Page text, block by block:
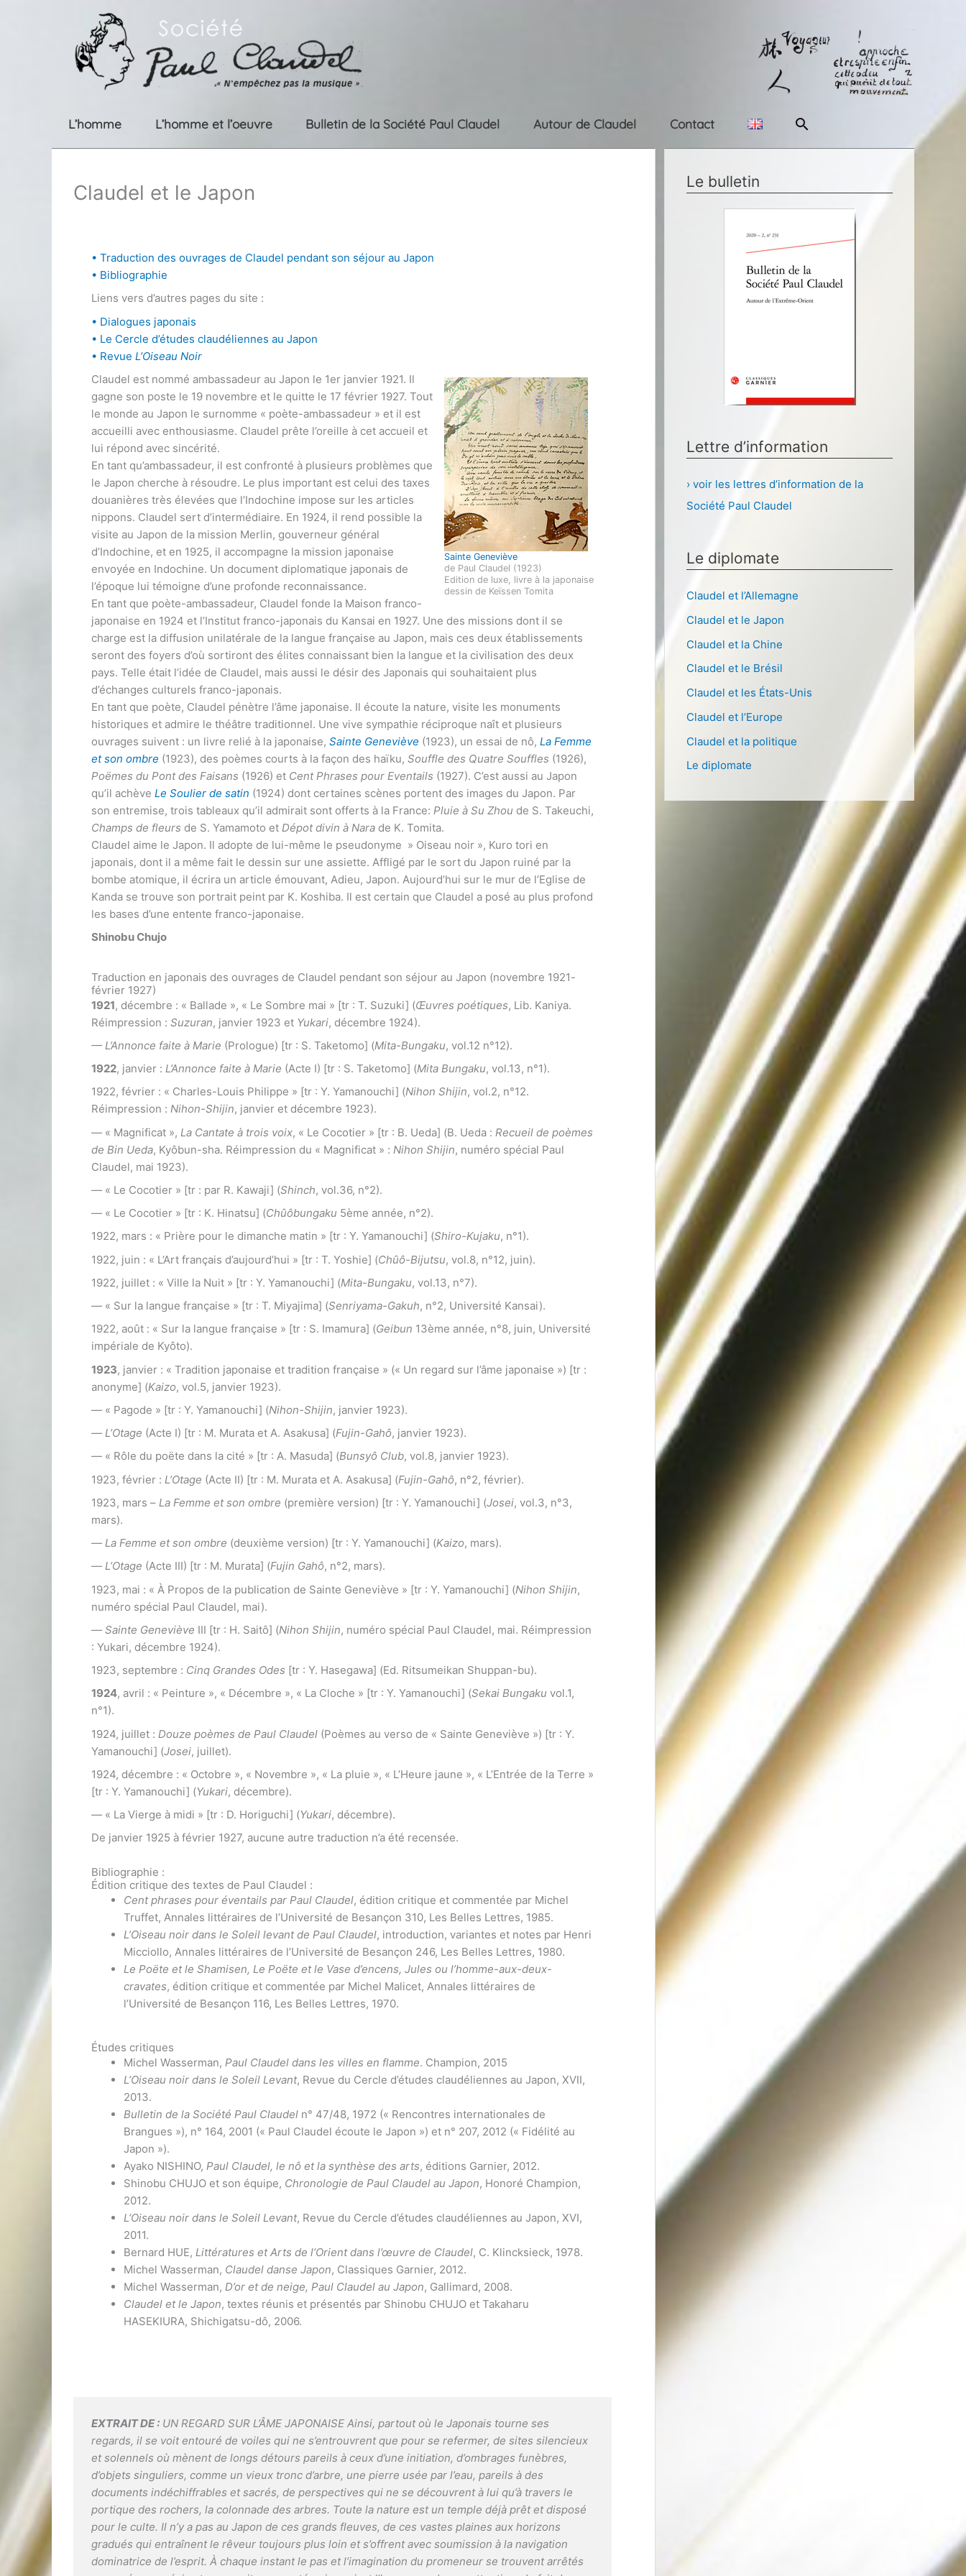
L’homme L’homme et l’oeuvre Bulletin de la Société Paul Claudel Autour de Claudel Contact Rechercher
Claudel et le Japon
• Traduction des ouvrages de Claudel pendant son séjour au Japon
• Bibliographie
Liens vers d’autres pages du site :
• Dialogues japonais
• Le Cercle d’études claudéliennes au Japon
• Revue L’Oiseau Noir
Sainte Geneviève
de Paul Claudel (1923)
Edition de luxe, livre à la japonaise
dessin de Keïssen Tomita
Claudel est nommé ambassadeur au Japon le 1er janvier 1921. Il
gagne son poste le 19 novembre et le quitte le 17 février 1927. Tout
le monde au Japon le surnomme « poète-ambassadeur » et il est
accueilli avec enthousiasme. Claudel prête l’oreille à cet accueil et
lui répond avec sincérité.
En tant qu’ambassadeur, il est confronté à plusieurs problèmes que
le Japon cherche à résoudre. Le plus important est celui des taxes
douanières très élevées que l’Indochine impose sur les articles
nippons. Claudel sert d’intermédiaire. En 1924, il rend possible la
visite au Japon de la mission Merlin, gouverneur général
d’Indochine, et en 1925, il accompagne la mission japonaise
envoyée en Indochine. Un document diplomatique japonais de
l’époque lui témoigne d’une profonde reconnaissance.
En tant que poète-ambassadeur, Claudel fonde la Maison franco-
japonaise en 1924 et l’Institut franco-japonais du Kansai en 1927. Une des missions dont il se
charge est la diffusion unilatérale de la langue française au Japon, mais ces deux établissements
seront des foyers d’où sortiront des élites connaissant bien la langue et la civilisation des deux
pays. Telle était l’idée de Claudel, mais aussi le désir des Japonais qui souhaitaient plus
d’échanges culturels franco-japonais.
En tant que poète, Claudel pénètre l’âme japonaise. Il écoute la nature, visite les monuments
historiques et admire le théâtre traditionnel. Une vive sympathie réciproque naît et plusieurs
ouvrages suivent : un livre relié à la japonaise, Sainte Geneviève (1923), un essai de nô, La Femme
et son ombre (1923), des poèmes courts à la façon des haïku, Souffle des Quatre Souffles (1926),
Poëmes du Pont des Faisans (1926) et Cent Phrases pour Eventails (1927). C’est aussi au Japon
qu’il achève Le Soulier de satin (1924) dont certaines scènes portent des images du Japon. Par
son entremise, trois tableaux qu’il admirait sont offerts à la France: Pluie à Su Zhou de S. Takeuchi,
Champs de fleurs de S. Yamamoto et Dépot divin à Nara de K. Tomita.
Claudel aime le Japon. Il adopte de lui-même le pseudonyme » Oiseau noir », Kuro tori en
japonais, dont il a même fait le dessin sur une assiette. Affligé par le sort du Japon ruiné par la
bombe atomique, il écrira un article émouvant, Adieu, Japon. Aujourd’hui sur le mur de l’Eglise de
Kanda se trouve son portrait peint par K. Koshiba. Il est certain que Claudel a posé au plus profond
les bases d’une entente franco-japonaise.
Shinobu Chujo
Traduction en japonais des ouvrages de Claudel pendant son séjour au Japon (novembre 1921-
février 1927)
1921, décembre : « Ballade », « Le Sombre mai » [tr : T. Suzuki] (Œuvres poétiques, Lib. Kaniya.
Réimpression : Suzuran, janvier 1923 et Yukari, décembre 1924).
— L’Annonce faite à Marie (Prologue) [tr : S. Taketomo] (Mita-Bungaku, vol.12 n°12).
1922, janvier : L’Annonce faite à Marie (Acte I) [tr : S. Taketomo] (Mita Bungaku, vol.13, n°1).
1922, février : « Charles-Louis Philippe » [tr : Y. Yamanouchi] (Nihon Shijin, vol.2, n°12.
Réimpression : Nihon-Shijin, janvier et décembre 1923).
— « Magnificat », La Cantate à trois voix, « Le Cocotier » [tr : B. Ueda] (B. Ueda : Recueil de poèmes
de Bin Ueda, Kyôbun-sha. Réimpression du « Magnificat » : Nihon Shijin, numéro spécial Paul
Claudel, mai 1923).
— « Le Cocotier » [tr : par R. Kawaji] (Shinch, vol.36, n°2).
— « Le Cocotier » [tr : K. Hinatsu] (Chûôbungaku 5ème année, n°2).
1922, mars : « Prière pour le dimanche matin » [tr : Y. Yamanouchi] (Shiro-Kujaku, n°1).
1922, juin : « L’Art français d’aujourd’hui » [tr : T. Yoshie] (Chûô-Bijutsu, vol.8, n°12, juin).
1922, juillet : « Ville la Nuit » [tr : Y. Yamanouchi] (Mita-Bungaku, vol.13, n°7).
— « Sur la langue française » [tr : T. Miyajima] (Senriyama-Gakuh, n°2, Université Kansai).
1922, août : « Sur la langue française » [tr : S. Imamura] (Geibun 13ème année, n°8, juin, Université
impériale de Kyôto).
1923, janvier : « Tradition japonaise et tradition française » (« Un regard sur l’âme japonaise ») [tr :
anonyme] (Kaizo, vol.5, janvier 1923).
— « Pagode » [tr : Y. Yamanouchi] (Nihon-Shijin, janvier 1923).
— L’Otage (Acte I) [tr : M. Murata et A. Asakusa] (Fujin-Gahô, janvier 1923).
— « Rôle du poëte dans la cité » [tr : A. Masuda] (Bunsyô Club, vol.8, janvier 1923).
1923, février : L’Otage (Acte II) [tr : M. Murata et A. Asakusa] (Fujin-Gahô, n°2, février).
1923, mars – La Femme et son ombre (première version) [tr : Y. Yamanouchi] (Josei, vol.3, n°3,
mars).
— La Femme et son ombre (deuxième version) [tr : Y. Yamanouchi] (Kaizo, mars).
— L’Otage (Acte III) [tr : M. Murata] (Fujin Gahô, n°2, mars).
1923, mai : « À Propos de la publication de Sainte Geneviève » [tr : Y. Yamanouchi] (Nihon Shijin,
numéro spécial Paul Claudel, mai).
— Sainte Geneviève III [tr : H. Saitô] (Nihon Shijin, numéro spécial Paul Claudel, mai. Réimpression
: Yukari, décembre 1924).
1923, septembre : Cinq Grandes Odes [tr : Y. Hasegawa] (Ed. Ritsumeikan Shuppan-bu).
1924, avril : « Peinture », « Décembre », « La Cloche » [tr : Y. Yamanouchi] (Sekai Bungaku vol.1,
n°1).
1924, juillet : Douze poèmes de Paul Claudel (Poèmes au verso de « Sainte Geneviève ») [tr : Y.
Yamanouchi] (Josei, juillet).
1924, décembre : « Octobre », « Novembre », « La pluie », « L’Heure jaune », « L’Entrée de la Terre »
[tr : Y. Yamanouchi] (Yukari, décembre).
— « La Vierge à midi » [tr : D. Horiguchi] (Yukari, décembre).
De janvier 1925 à février 1927, aucune autre traduction n’a été recensée.
Bibliographie :
Édition critique des textes de Paul Claudel :
Cent phrases pour éventails par Paul Claudel, édition critique et commentée par Michel
Truffet, Annales littéraires de l’Université de Besançon 310, Les Belles Lettres, 1985.
L’Oiseau noir dans le Soleil levant de Paul Claudel, introduction, variantes et notes par Henri
Micciollo, Annales littéraires de l’Université de Besançon 246, Les Belles Lettres, 1980.
Le Poëte et le Shamisen, Le Poëte et le Vase d’encens, Jules ou l’homme-aux-deux-
cravates, édition critique et commentée par Michel Malicet, Annales littéraires de
l’Université de Besançon 116, Les Belles Lettres, 1970.
Études critiques
Michel Wasserman, Paul Claudel dans les villes en flamme. Champion, 2015
L’Oiseau noir dans le Soleil Levant, Revue du Cercle d’études claudéliennes au Japon, XVII,
2013.
Bulletin de la Société Paul Claudel n° 47/48, 1972 (« Rencontres internationales de
Brangues »), n° 164, 2001 (« Paul Claudel écoute le Japon ») et n° 207, 2012 (« Fidélité au
Japon »).
Ayako NISHINO, Paul Claudel, le nô et la synthèse des arts, éditions Garnier, 2012.
Shinobu CHUJO et son équipe, Chronologie de Paul Claudel au Japon, Honoré Champion,
2012.
L’Oiseau noir dans le Soleil Levant, Revue du Cercle d’études claudéliennes au Japon, XVI,
2011.
Bernard HUE, Littératures et Arts de l’Orient dans l’œuvre de Claudel, C. Klincksieck, 1978.
Michel Wasserman, Claudel danse Japon, Classiques Garnier, 2012.
Michel Wasserman, D’or et de neige, Paul Claudel au Japon, Gallimard, 2008.
Claudel et le Japon, textes réunis et présentés par Shinobu CHUJO et Takaharu
HASEKIURA, Shichigatsu-dô, 2006.
EXTRAIT DE : UN REGARD SUR L’ÂME JAPONAISE Ainsi, partout où le Japonais tourne ses
regards, il se voit entouré de voiles qui ne s’entrouvrent que pour se refermer, de sites silencieux
et solennels où mènent de longs détours pareils à ceux d’une initiation, d’ombrages funèbres,
d’objets singuliers, comme un vieux tronc d’arbre, une pierre usée par l’eau, pareils à des
documents indéchiffrables et sacrés, de perspectives qui ne se découvrent à lui qu’à travers le
portique des rochers, la colonnade des arbres. Toute la nature est un temple déjà prêt et disposé
pour le culte. Il n’y a pas au Japon de ces grands fleuves, de ces vastes plaines aux horizons
gradués qui entraînent le rêveur toujours plus loin et s’offrent avec soumission à la navigation
dominatrice de l’esprit. À chaque instant le pas et l’imagination du promeneur se trouvent arrêtés
Le bulletin
Lettre d’information
› voir les lettres d’information de la
Société Paul Claudel
Le diplomate
Claudel et l’Allemagne
Claudel et le Japon
Claudel et la Chine
Claudel et le Brésil
Claudel et les États-Unis
Claudel et l’Europe
Claudel et la politique
Le diplomate